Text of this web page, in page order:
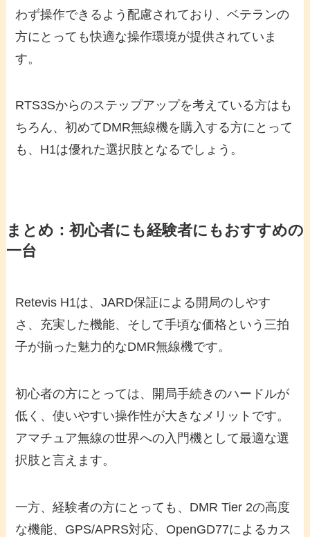
わず操作できるよう配慮されており、ベテランの
方にとっても快適な操作環境が提供されていま
す。
RTS3Sからのステップアップを考えている方はも
ちろん、初めてDMR無線機を購入する方にとって
も、H1は優れた選択肢となるでしょう。
まとめ：初心者にも経験者にもおすすめの
一台
Retevis H1は、JARD保証による開局のしやす
さ、充実した機能、そして手頃な価格という三拍
子が揃った魅力的なDMR無線機です。
初心者の方にとっては、開局手続きのハードルが
低く、使いやすい操作性が大きなメリットです。
アマチュア無線の世界への入門機として最適な選
択肢と言えます。
一方、経験者の方にとっても、DMR Tier 2の高度
な機能、GPS/APRS対応、OpenGD77によるカス